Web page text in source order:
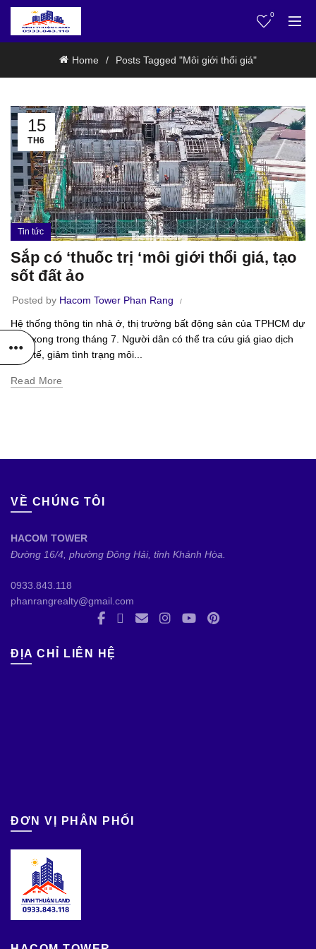
0
Home Posts Tagged "Môi giới thổi giá"
15
TH6
Tin tức
Sắp có ‘thuốc trị ‘môi giới thổi giá, tạo
sốt đất ảo
Posted by Hacom Tower Phan Rang
Hệ thống thông tin nhà ở, thị trường bất động sản của TPHCM dự
kiến xong trong tháng 7. Người dân có thể tra cứu giá giao dịch
thực tế, giảm tình trạng môi...
Read More
VỀ CHÚNG TÔI
HACOM TOWER
Đường 16/4, phường Đông Hải, tỉnh Khánh Hòa.
0933.843.118
phanrangrealty@gmail.com
ĐỊA CHỈ LIÊN HỆ
ĐƠN VỊ PHÂN PHỐI